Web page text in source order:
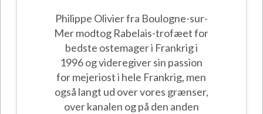
Philippe Olivier fra Boulogne-sur-
Mer modtog Rabelais-trofæet for
bedste ostemager i Frankrig i
1996 og videregiver sin passion
for mejeriost i hele Frankrig, men
også langt ud over vores grænser,
over kanalen og på den anden